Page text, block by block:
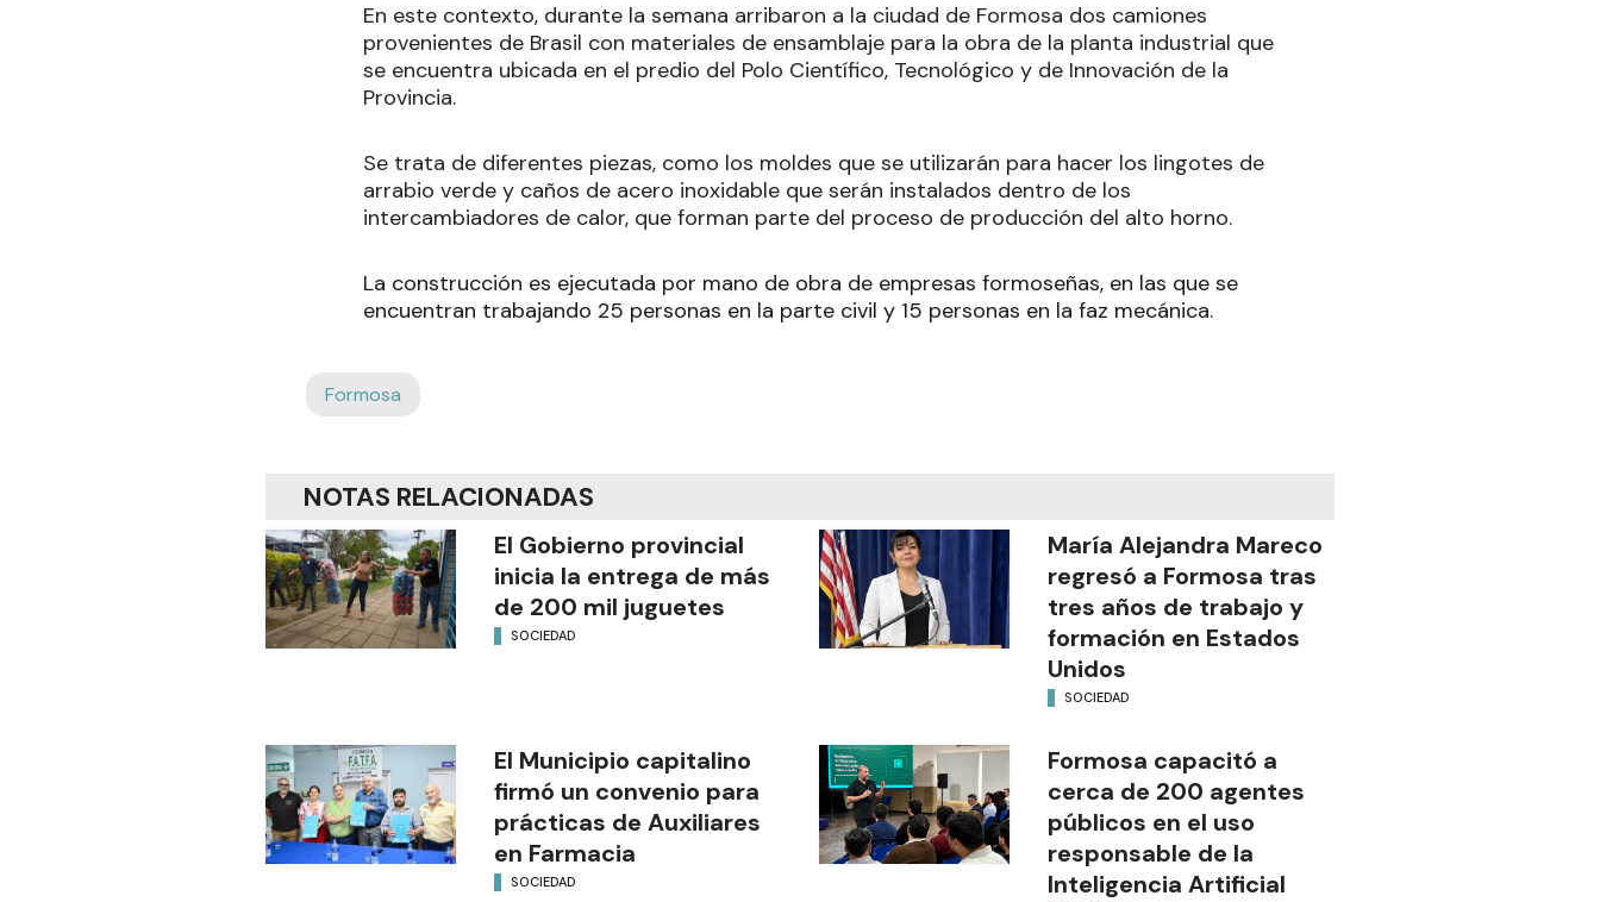
En este contexto, durante la semana arribaron a la ciudad de Formosa dos camiones
provenientes de Brasil con materiales de ensamblaje para la obra de la planta industrial que
se encuentra ubicada en el predio del Polo Científico, Tecnológico y de Innovación de la
Provincia.
Se trata de diferentes piezas, como los moldes que se utilizarán para hacer los lingotes de
arrabio verde y caños de acero inoxidable que serán instalados dentro de los
intercambiadores de calor, que forman parte del proceso de producción del alto horno.
La construcción es ejecutada por mano de obra de empresas formoseñas, en las que se
encuentran trabajando 25 personas en la parte civil y 15 personas en la faz mecánica.
Formosa
NOTAS RELACIONADAS
El Gobierno provincial
inicia la entrega de más
de 200 mil juguetes
SOCIEDAD
María Alejandra Mareco
regresó a Formosa tras
tres años de trabajo y
formación en Estados
Unidos
SOCIEDAD
El Municipio capitalino
firmó un convenio para
prácticas de Auxiliares
en Farmacia
SOCIEDAD
Formosa capacitó a
cerca de 200 agentes
públicos en el uso
responsable de la
Inteligencia Artificial